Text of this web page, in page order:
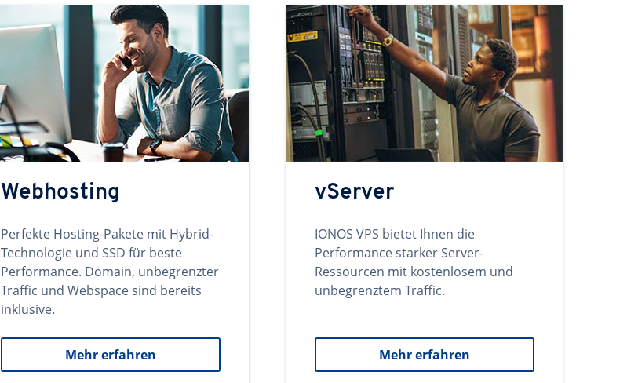
Webhosting
Perfekte Hosting-Pakete mit Hybrid-
Technologie und SSD für beste
Performance. Domain, unbegrenzter
Traffic und Webspace sind bereits
inklusive.
Mehr erfahren
vServer
IONOS VPS bietet Ihnen die
Performance starker Server-
Ressourcen mit kostenlosem und
unbegrenztem Traffic.
Mehr erfahren